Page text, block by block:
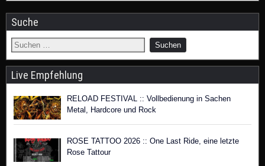
Suche
Live Empfehlung
RELOAD FESTIVAL :: Vollbedienung in Sachen
Metal, Hardcore und Rock
ROSE TATTOO 2026 :: One Last Ride, eine letzte
Rose Tattour